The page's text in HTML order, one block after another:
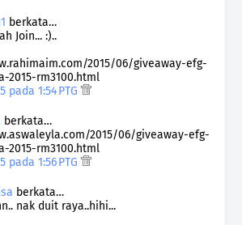
berkata…
Join... :)..
2015/06/giveaway-efg-
2015-rm3100.html
pada 1:54 PTG
berkata…
2015/06/giveaway-efg-
2015-rm3100.html
pada 1:56 PTG
berkata…
nak duit raya..hihi...